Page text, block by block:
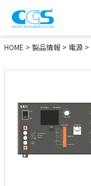
画像処理用の製品検索
HOME > 製品情報 > 電源 >